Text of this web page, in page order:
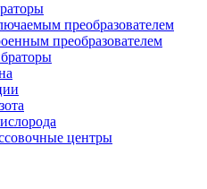
преобразователем
преобразователем
центры